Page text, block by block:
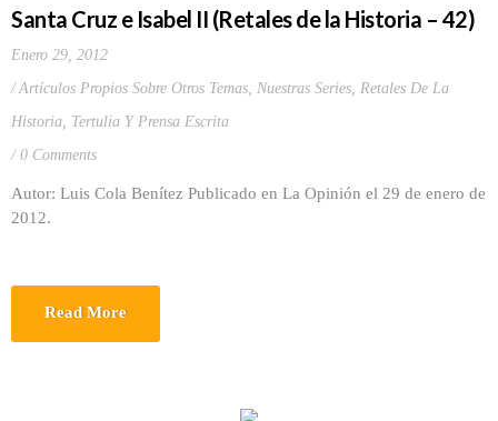
Santa Cruz e Isabel II (Retales de la Historia – 42)
Enero 29, 2012
Artículos Propios Sobre Otros Temas, Nuestras Series, Retales De La
Historia, Tertulia Y Prensa Escrita
0 Comments
Autor: Luis Cola Benítez Publicado en La Opinión el 29 de enero de
2012.
Read More